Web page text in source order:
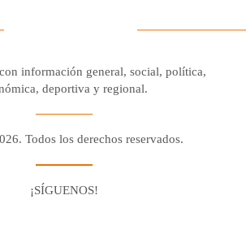
información general, social, política,
deportiva y regional.
Todos los derechos reservados.
¡SÍGUENOS!